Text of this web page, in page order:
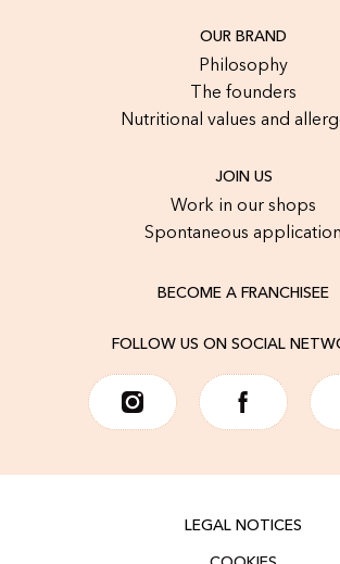
OUR BRAND
Philosophy
The founders
Nutritional values and
JOIN US
Work in our shops
Spontaneous application
BECOME A FRANCHISEE
FOLLOW US ON SOCIAL
LEGAL NOTICES